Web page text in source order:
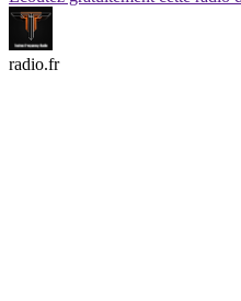
radio.fr